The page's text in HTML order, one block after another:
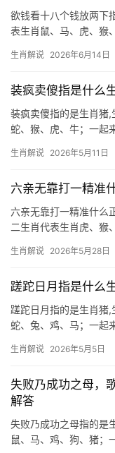
欲钱看十八个钱放两下
表生肖鼠、马、虎、猴
尤其29岁至51岁者，事
生肖解说 2026年6月14日
装疯卖傻指是什么
装疯卖傻指的是生肖猪,
蛇、猴、虎、牛；一起
懂，实则大智若愚，
生肖解说 2026年5月11日
六亲无靠打一精准
六亲无靠打一精准什么
二生肖代表生肖虎、猴
象的典型代表，虎为寅
生肖解说 2026年5月28日
蹉跎日月指是什么
蹉跎日月指的是生肖猪,
蛇、兔、鸡、马；一起
在生肖文化中，这一成
生肖解说 2026年5月5日
失败乃成功之母，
解答
失败乃成功之母指的是
鼠、马、鸡、狗、猪；